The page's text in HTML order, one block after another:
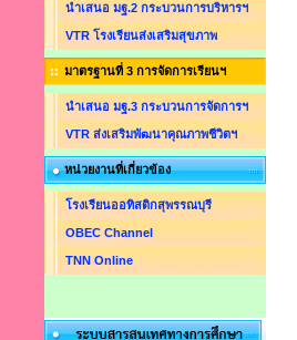
นำเสนอ มฐ.2 กระบวนการบริหารฯ
VTR โรงเรียนส่งเสริมสุขภาพ
มาตรฐานที่ 3 การจัดการเรียนฯ
นำเสนอ มฐ.3 กระบวนการจัดการฯ
VTR ส่งเสริมพัฒนาคุณภาพชีวิตฯ
หน่วยงานที่เกี่ยวข้อง
โรงเรียนออทิสติกสุพรรณบุรี
OBEC Channel
TNN Online